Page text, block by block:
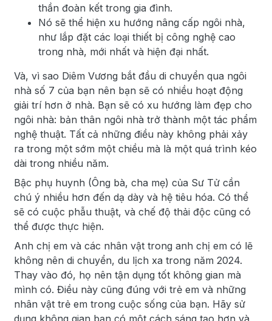
thần đoàn kết trong gia đình.
Nó sẽ thể hiện xu hướng nâng cấp ngôi nhà,
như lắp đặt các loại thiết bị công nghệ cao
trong nhà, mới nhất và hiện đại nhất.
Và, vì sao Diêm Vương bắt đầu di chuyển qua ngôi
nhà số 7 của bạn nên bạn sẽ có nhiều hoạt động
giải trí hơn ở nhà. Bạn sẽ có xu hướng làm đẹp cho
ngôi nhà: bản thân ngôi nhà trở thành một tác phẩm
nghệ thuật. Tất cả những điều này không phải xảy
ra trong một sớm một chiều mà là một quá trình kéo
dài trong nhiều năm.
Bậc phụ huynh (Ông bà, cha mẹ) của Sư Tử cần
chú ý nhiều hơn đến dạ dày và hệ tiêu hóa. Có thể
sẽ có cuộc phẫu thuật, và chế độ thải độc cũng có
thể được thực hiện.
Anh chị em và các nhân vật trong anh chị em có lẽ
không nên di chuyển, du lịch xa trong năm 2024.
Thay vào đó, họ nên tận dụng tốt không gian mà
mình có. Điều này cũng đúng với trẻ em và những
nhân vật trẻ em trong cuộc sống của bạn. Hãy sử
dụng không gian bạn có một cách sáng tạo hơn và